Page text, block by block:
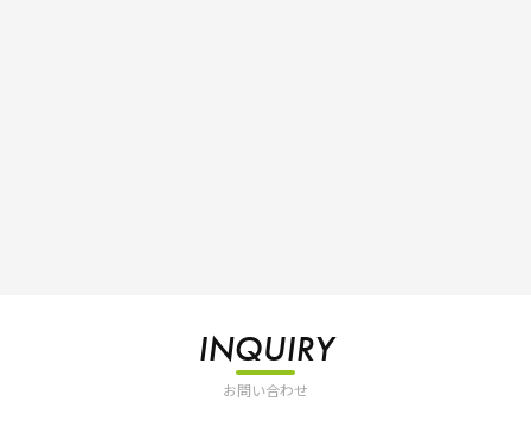
INQUIRY
お問い合わせ